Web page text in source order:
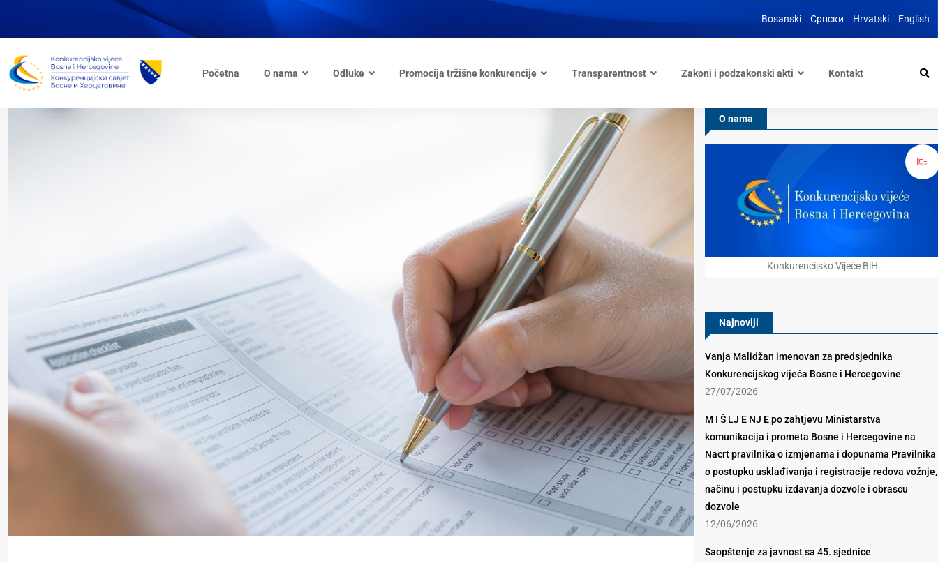
Bosanski Српски Hrvatski English
Početna O nama Odluke Promocija tržišne konkurencije Transparentnost Zakoni i podzakonski akti Kontakt
O nama
Konkurencijsko Vijeće BiH
Najnoviji
Vanja Malidžan imenovan za predsjednika
Konkurencijskog vijeća Bosne i Hercegovine
27/07/2026
M I Š LJ E NJ E po zahtjevu Ministarstva
komunikacija i prometa Bosne i Hercegovine na
Nacrt pravilnika o izmjenama i dopunama Pravilnika
o postupku usklađivanja i registracije redova vožnje,
načinu i postupku izdavanja dozvole i obrascu
dozvole
12/06/2026
Saopštenje za javnost sa 45. sjednice